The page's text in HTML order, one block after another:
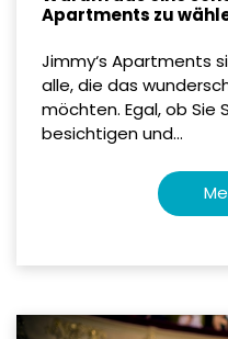
Apartments zu
Jimmy‘s Apartments
alle, die das
möchten. Egal, ob Sie
besichtigen und...